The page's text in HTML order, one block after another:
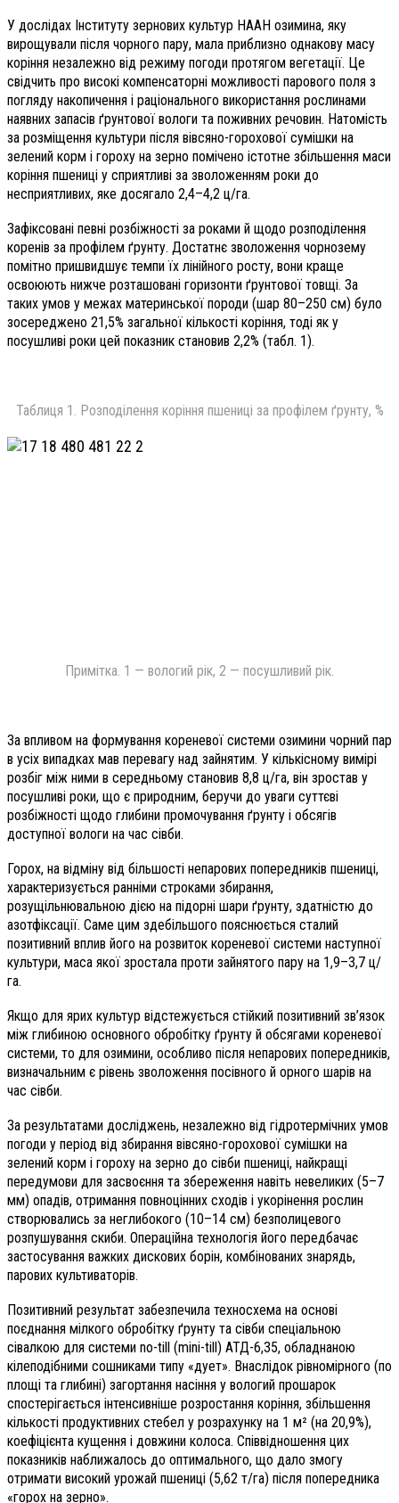
У дослідах Інституту зернових культур НААН озимина, яку
вирощували після чорного пару, мала приблизно однакову масу
коріння незалежно від режиму погоди протягом вегетації. Це
свідчить про високі компенсаторні можливості парового поля з
погляду накопичення і раціонального використання рослинами
наявних запасів ґрунтової вологи та поживних речовин. Натомість
за розміщення культури після вівсяно-горохової сумішки на
зелений корм і гороху на зерно помічено істотне збільшення маси
коріння пшениці у сприятливі за зволоженням роки до
несприятливих, яке досягало 2,4–4,2 ц/га.
Зафіксовані певні розбіжності за роками й щодо розподілення
коренів за профілем ґрунту. Достатнє зволоження чорнозему
помітно пришвидшує темпи їх лінійного росту, вони краще
освоюють нижче розташовані горизонти ґрунтової товщі. За
таких умов у межах материнської породи (шар 80–250 см) було
зосереджено 21,5% загальної кількості коріння, тоді як у
посушливі роки цей показник становив 2,2% (табл. 1).
Таблиця 1. Розподілення коріння пшениці за профілем ґрунту, %
Примітка. 1 — вологий рік, 2 — посушливий рік.
За впливом на формування кореневої системи озимини чорний пар
в усіх випадках мав перевагу над зайнятим. У кількісному вимірі
розбіг між ними в середньому становив 8,8 ц/га, він зростав у
посушливі роки, що є природним, беручи до уваги суттєві
розбіжності щодо глибини промочування ґрунту і обсягів
доступної вологи на час сівби.
Горох, на відміну від більшості непарових попередників пшениці,
характеризується ранніми строками збирання,
розущільнювальною дією на підорні шари ґрунту, здатністю до
азотфіксації. Саме цим здебільшого пояснюється сталий
позитивний вплив його на розвиток кореневої системи наступної
культури, маса якої зростала проти зайнятого пару на 1,9–3,7 ц/
га.
Якщо для ярих культур відстежується стійкий позитивний зв’язок
між глибиною основного обробітку ґрунту й обсягами кореневої
системи, то для озимини, особливо після непарових попередників,
визначальним є рівень зволоження посівного й орного шарів на
час сівби.
За результатами досліджень, незалежно від гідротермічних умов
погоди у період від збирання вівсяно-горохової сумішки на
зелений корм і гороху на зерно до сівби пшениці, найкращі
передумови для засвоєння та збереження навіть невеликих (5–7
мм) опадів, отримання повноцінних сходів і укорінення рослин
створювались за неглибокого (10–14 см) безполицевого
розпушування скиби. Операційна технологія його передбачає
застосування важких дискових борін, комбінованих знарядь,
парових культиваторів.
Позитивний результат забезпечила техносхема на основі
поєднання мілкого обробітку ґрунту та сівби спеціальною
сівалкою для системи no-till (mini-till) АТД-6,35, обладнаною
кілеподібними сошниками типу «дует». Внаслідок рівномірного (по
площі та глибині) загортання насіння у вологий прошарок
спостерігається інтенсивніше розростання коріння, збільшення
кількості продуктивних стебел у розрахунку на 1 м² (на 20,9%),
коефіцієнта кущення і довжини колоса. Співвідношення цих
показників наближалось до оптимального, що дало змогу
отримати високий урожай пшениці (5,62 т/га) після попередника
«горох на зерно».